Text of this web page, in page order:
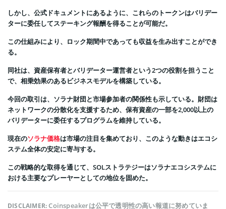
しかし、公式ドキュメントにあるように、これらのトークンはバリデー
ターに委任してステーキング報酬を得ることが可能だ。
この仕組みにより、ロック期間中であっても収益を生み出すことができ
る。
同社は、資産保有者とバリデーター運営者という2つの役割を担うこと
で、相乗効果のあるビジネスモデルを構築している。
今回の取引は、ソラナ財団と市場参加者の関係性も示している。財団は
ネットワークの分散化を支援するため、保有資産の一部を2,000以上の
バリデーターに委任するプログラムを維持している。
現在のソラナ価格は市場の注目を集めており、このような動きはエコシ
ステム全体の安定に寄与する。
この戦略的な取得を通じて、SOLストラテジーはソラナエコシステムに
おける主要なプレーヤーとしての地位を固めた。
DISCLAIMER:Coinspeakerは公平で透明性の高い報道に努めていま